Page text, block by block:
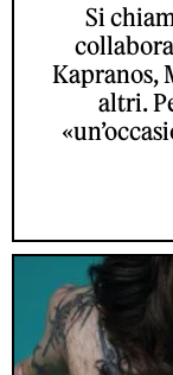
Si
Kapranos,
altri.